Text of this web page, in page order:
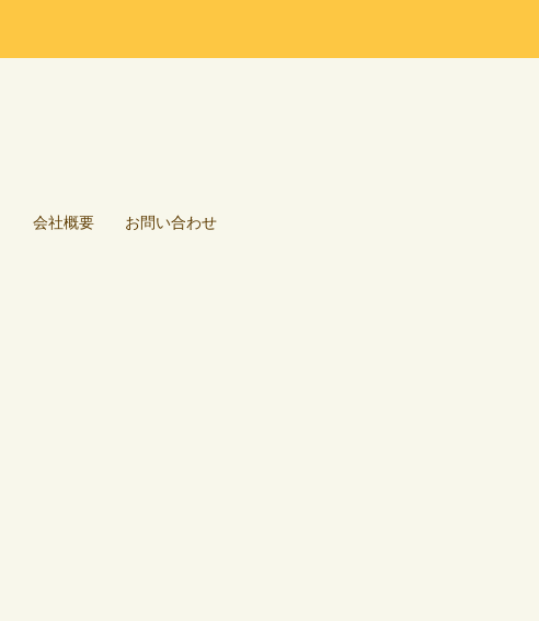
会社概要 お問い合わせ